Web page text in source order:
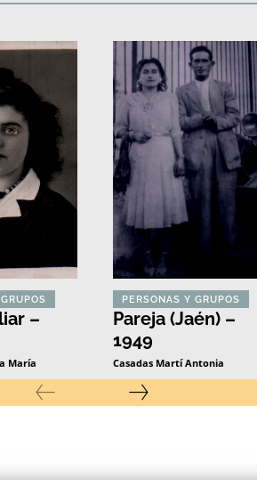
–
María
PERSONAS Y GRUPOS
Pareja (Jaén) –
1949
Casadas Martí Antonia